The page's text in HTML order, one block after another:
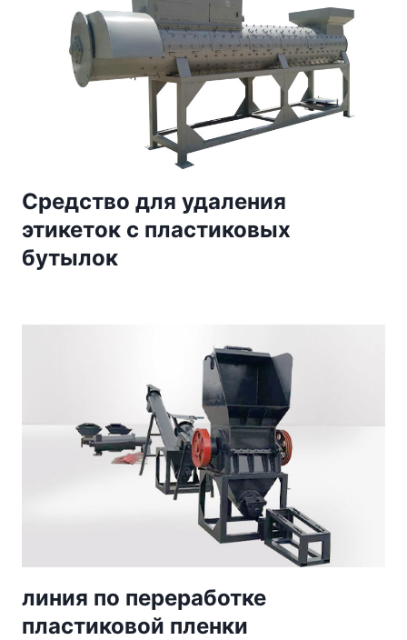
Средство для удаления
этикеток с пластиковых
бутылок
линия по переработке
пластиковой пленки